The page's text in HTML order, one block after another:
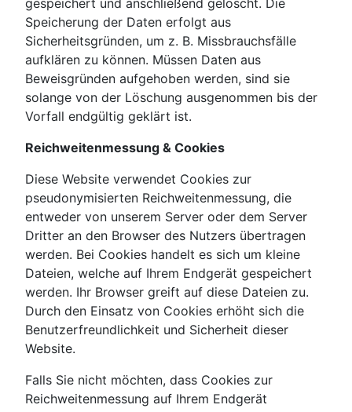
Speicherung der Daten erfolgt aus
Sicherheitsgründen, um z. B. Missbrauchsfälle
aufklären zu können. Müssen Daten aus
Beweisgründen aufgehoben werden, sind sie
solange von der Löschung ausgenommen bis der
Vorfall endgültig geklärt ist.
Reichweitenmessung & Cookies
Diese Website verwendet Cookies zur
pseudonymisierten Reichweitenmessung, die
entweder von unserem Server oder dem Server
Dritter an den Browser des Nutzers übertragen
werden. Bei Cookies handelt es sich um kleine
Dateien, welche auf Ihrem Endgerät gespeichert
werden. Ihr Browser greift auf diese Dateien zu.
Durch den Einsatz von Cookies erhöht sich die
Benutzerfreundlichkeit und Sicherheit dieser
Website.
Falls Sie nicht möchten, dass Cookies zur
Reichweitenmessung auf Ihrem Endgerät